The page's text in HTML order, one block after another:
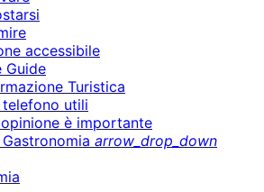
accessibile
Guide
Turistica
utili
è importante
arrow_drop_down